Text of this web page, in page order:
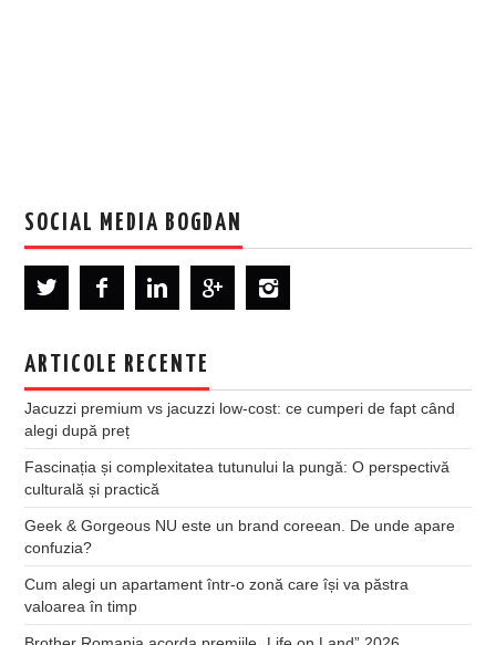
SOCIAL MEDIA BOGDAN
ARTICOLE RECENTE
Jacuzzi premium vs jacuzzi low-cost: ce cumperi de fapt când
alegi după preț
Fascinația și complexitatea tutunului la pungă: O perspectivă
culturală și practică
Geek & Gorgeous NU este un brand coreean. De unde apare
confuzia?
Cum alegi un apartament într-o zonă care își va păstra
valoarea în timp